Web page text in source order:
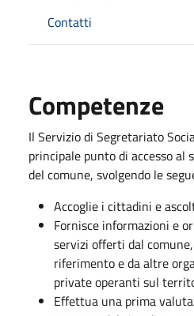
Contatti
Competenze
Il Servizio di Segretariato
principale punto di accesso al
del comune, svolgendo le
Accoglie i cittadini e
Fornisce informazioni e
servizi offerti dal
riferimento e da altre
private operanti sul
Effettua una prima